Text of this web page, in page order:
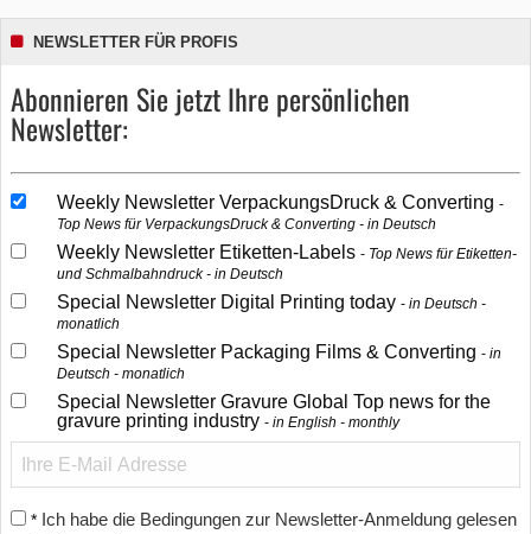
NEWSLETTER FÜR PROFIS
Abonnieren Sie jetzt Ihre persönlichen
Newsletter:
Weekly Newsletter VerpackungsDruck & Converting
Top News für VerpackungsDruck & Converting - in Deutsch
Weekly Newsletter Etiketten-Labels
Top News für Etiketten-
und Schmalbahndruck - in Deutsch
Special Newsletter Digital Printing today
in Deutsch -
monatlich
Special Newsletter Packaging Films & Converting
in
Deutsch - monatlich
Special Newsletter Gravure Global Top news for the
gravure printing industry
in English - monthly
* Ich habe die Bedingungen zur Newsletter-Anmeldung gelesen